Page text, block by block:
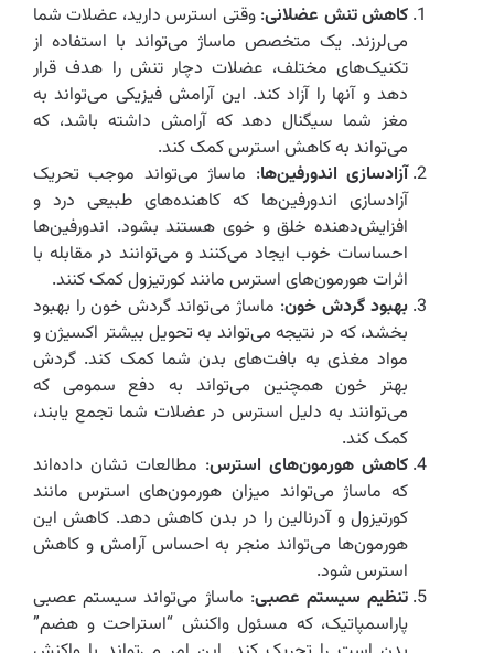
کاهش تنش عضلانی: وقتی استرس دارید، عضلات شما
می‌لرزند. یک متخصص ماساژ می‌تواند با استفاده از
تکنیک‌های مختلف، عضلات دچار تنش را هدف قرار
دهد و آنها را آزاد کند. این آرامش فیزیکی می‌تواند به
مغز شما سیگنال دهد که آرامش داشته باشد، که
می‌تواند به کاهش استرس کمک کند.
آزادسازی اندورفین‌ها: ماساژ می‌تواند موجب تحریک
آزادسازی اندورفین‌ها که کاهنده‌های طبیعی درد و
افزایش‌دهنده خلق و خوی هستند بشود. اندورفین‌ها
احساسات خوب ایجاد می‌کنند و می‌توانند در مقابله با
اثرات هورمون‌های استرس مانند کورتیزول کمک کنند.
بهبود گردش خون: ماساژ می‌تواند گردش خون را بهبود
بخشد، که در نتیجه می‌تواند به تحویل بیشتر اکسیژن و
مواد مغذی به بافت‌های بدن شما کمک کند. گردش
بهتر خون همچنین می‌تواند به دفع سمومی که
می‌توانند به دلیل استرس در عضلات شما تجمع یابند،
کمک کند.
کاهش هورمون‌های استرس: مطالعات نشان داده‌اند
که ماساژ می‌تواند میزان هورمون‌های استرس مانند
کورتیزول و آدرنالین را در بدن کاهش دهد. کاهش این
هورمون‌ها می‌تواند منجر به احساس آرامش و کاهش
استرس شود.
تنظیم سیستم عصبی: ماساژ می‌تواند سیستم عصبی
پاراسمپاتیک، که مسئول واکنش “استراحت و هضم”